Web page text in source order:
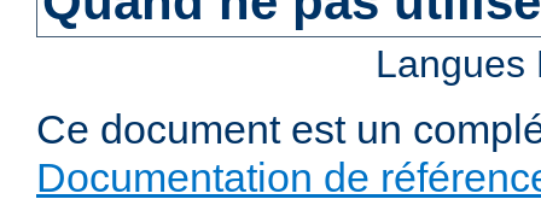
Ce document est un
Documentation de